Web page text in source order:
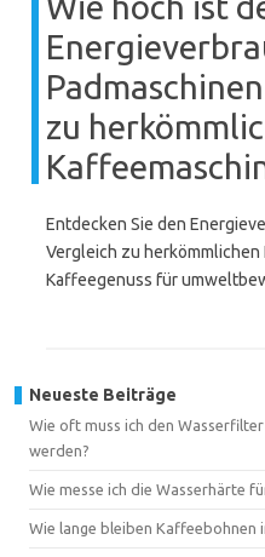
zu
Entdecken Sie den
Vergleich zu
Kaffeegenuss für
Neueste Beiträge
Wie oft muss ich den
werden?
Wie messe ich die Wasserhärte
Wie lange bleiben Kaffeebohnen